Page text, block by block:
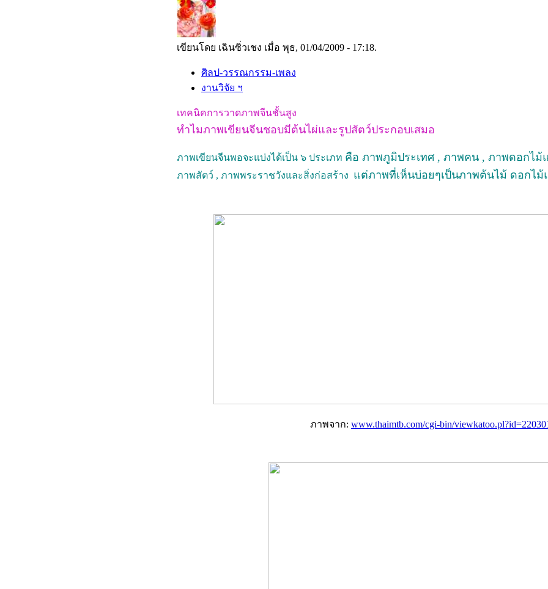
เขียนโดย เฉินซิ่วเชง เมื่อ พุธ, 01/04/2009 - 17:18.
ศิลป-วรรณกรรม-เพลง
งานวิจัย ฯ
เทคนิคการวาดภาพจีนชั้นสูง
ทำไมภาพเขียนจีนชอบมีต้นไผ่และรูปสัตว์ประกอบเสมอ
ภาพเขียนจีนพอจะแบ่งได้เป็น ๖ ประเภท คือ ภาพภูมิประเทศ , ภาพคน , ภาพดอกไม้
ภาพสัตว์ , ภาพพระราชวังและสิ่งก่อสร้าง แต่ภาพที่เห็นบ่อยๆเป็นภาพต้นไม้ ดอกไม้
ภาพจาก: www.thaimtb.com/cgi-bin/